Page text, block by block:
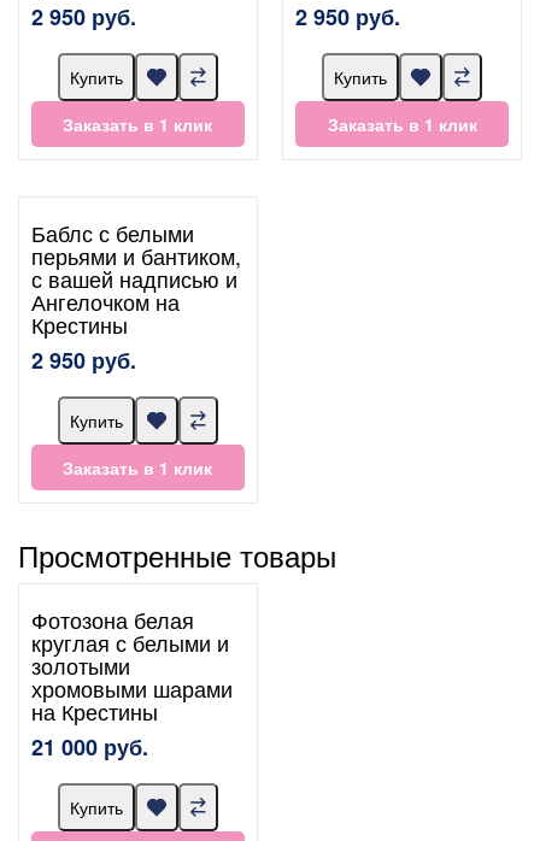
2 950 руб.
Купить
Заказать в 1 клик
2 950 руб.
Купить
Заказать в 1 клик
Баблс с белыми
перьями и бантиком,
с вашей надписью и
Ангелочком на
Крестины
2 950 руб.
Купить
Заказать в 1 клик
Просмотренные товары
Фотозона белая
круглая с белыми и
золотыми
хромовыми шарами
на Крестины
21 000 руб.
Купить